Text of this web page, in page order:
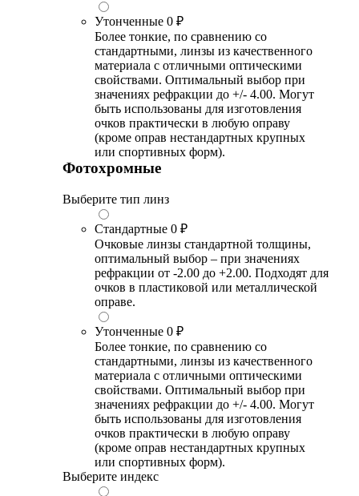
Утонченные 0 ₽
Более тонкие, по сравнению со
стандартными, линзы из качественного
материала с отличными оптическими
свойствами. Оптимальный выбор при
значениях рефракции до +/- 4.00. Могут
быть использованы для изготовления
очков практически в любую оправу
(кроме оправ нестандартных крупных
или спортивных форм).
Фотохромные
Выберите тип линз
Стандартные 0 ₽
Очковые линзы стандартной толщины,
оптимальный выбор – при значениях
рефракции от -2.00 до +2.00. Подходят для
очков в пластиковой или металлической
оправе.
Утонченные 0 ₽
Более тонкие, по сравнению со
стандартными, линзы из качественного
материала с отличными оптическими
свойствами. Оптимальный выбор при
значениях рефракции до +/- 4.00. Могут
быть использованы для изготовления
очков практически в любую оправу
(кроме оправ нестандартных крупных
или спортивных форм).
Выберите индекс